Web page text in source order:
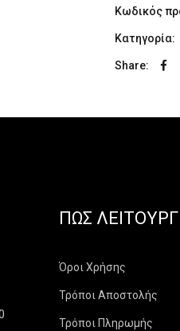
Κωδικός
Κατηγορία:
Share:
ΠΏΣ
Όροι Χρήσης
Τρόποι Αποστολής
Τρόποι Πληρωμής